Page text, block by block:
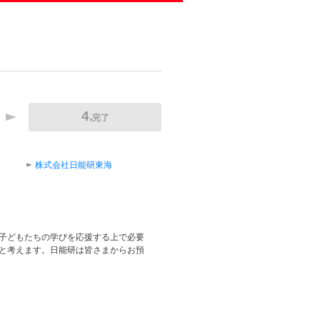
完了
株式会社日能研東海
どもたちの学びを応援する上で必要
考えます。日能研は皆さまからお預